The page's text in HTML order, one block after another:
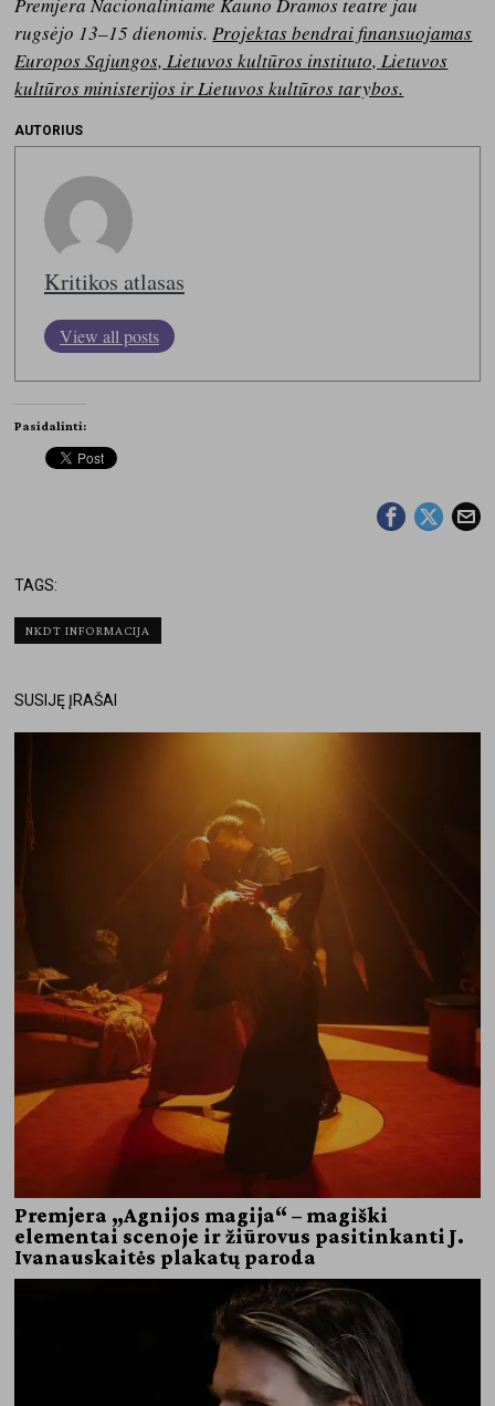
Premjera Nacionaliniame Kauno Dramos teatre jau
rugsėjo 13–15 dienomis.Projektas bendrai finansuojamas
Europos Sąjungos, Lietuvos kultūros instituto, Lietuvos
kultūros ministerijos ir Lietuvos kultūros tarybos.
AUTORIUS
Kritikos atlasas
View all posts
Pasidalinti:
TAGS:
NKDT INFORMACIJA
SUSIJĘ ĮRAŠAI
Premjera „Agnijos magija“ – magiški
elementai scenoje ir žiūrovus pasitinkanti J.
Ivanauskaitės plakatų paroda